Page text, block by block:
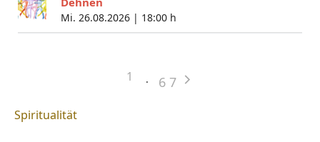
Mi. 26.08.2026 | 18:00 h
1 6 7
Spiritualität